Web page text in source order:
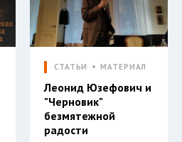
СТАТЬИ МАТЕРИАЛ
Леонид Юзефович и
"Черновик"
безмятежной
радости